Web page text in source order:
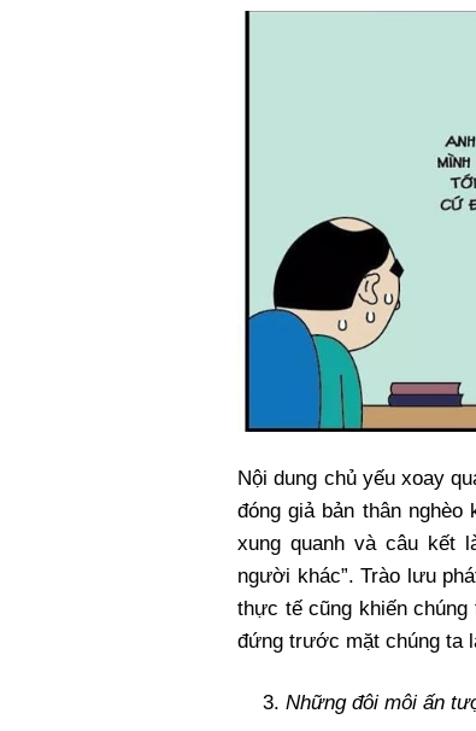
Nội dung chủ yếu xoay
đóng giả bản thân
xung quanh và câu kết
người khác”. Trào lưu
thực tế cũng khiến
đứng trước mặt chúng ta
Những đôi môi ấn